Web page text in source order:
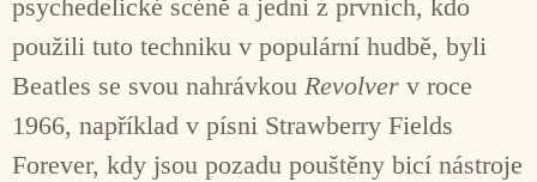
psychedelické scéně a jedni z prvních, kdo
použili tuto techniku v populární hudbě, byli
Beatles se svou nahrávkou Revolver v roce
1966, například v písni Strawberry Fields
Forever, kdy jsou pozadu pouštěny bicí nástroje